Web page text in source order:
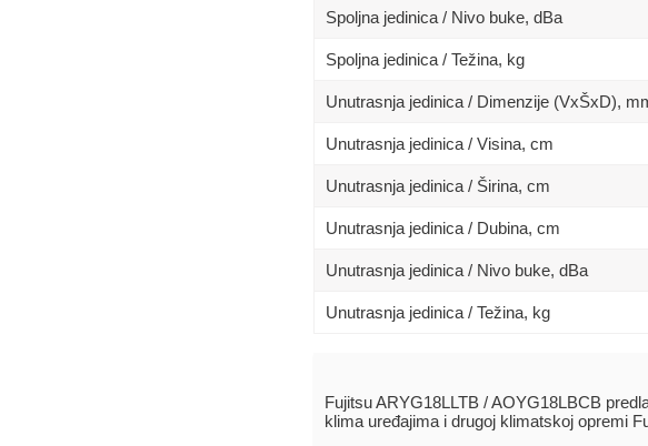
Spoljna jedinica / Nivo buke, dBa
Spoljna jedinica / Težina, kg
Unutrasnja jedinica / Dimenzije (VxŠxD),
Unutrasnja jedinica / Visina, сm
Unutrasnja jedinica / Širina, сm
Unutrasnja jedinica / Dubina, сm
Unutrasnja jedinica / Nivo buke, dBa
Unutrasnja jedinica / Težina, kg
Fujitsu ARYG18LLTB / AOYG18LBCB
klima uređajima i drugoj klimatskoj opremi